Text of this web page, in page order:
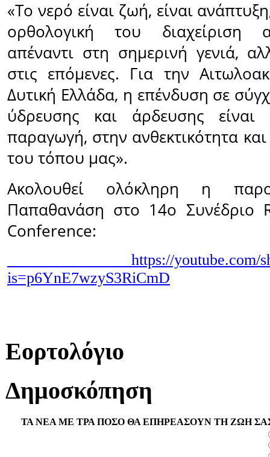
«Το νερό είναι ζωή, είναι
ορθολογική του διαχείριση
απέναντι στη σημερινή γενιά,
στις επόμενες. Για την
Δυτική Ελλάδα, η επένδυση σε
ύδρευσης και άρδευσης είναι
παραγωγή, στην ανθεκτικότητα
του τόπου μας».
Ακολουθεί ολόκληρη η
Παπαθανάση στο 14ο Συνέδριο
Conference:
https://youtube.com/
is=p6YnE7wzyS3RiCmD
Εορτολόγιο
Δημοσκόπηση
ΤΑ ΝΕΑ ΜΕ ΤΡΑ ΠΟΣΟ ΘΑ ΕΠΗΡΕΑΣΟΥΝ ΤΗ ΖΩΗ